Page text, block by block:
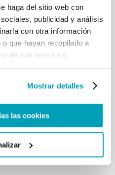
haga del sitio web con
publicidad y análisis
con otra información
que hayan recopilado a
de sus servicios.
Mostrar detalles
las cookies
de aquellos que
inmigrantes, huérfanos
el rostro de aquellos
y abandono por tener
Ellas son el rostro
por ver cómo la vida
que crucifica y
son el rostro de todos
por la ciudad, ven